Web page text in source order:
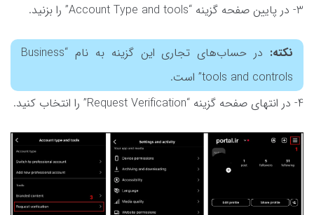
3- در پایین صفحه گزینه “Account Type and tools” را بزنید.
نکته:
در حساب‌های تجاری این گزینه به نام “Business
tools and controls” است.
4- در انتهای صفحه گزینه “Request Verification” را انتخاب کنید.